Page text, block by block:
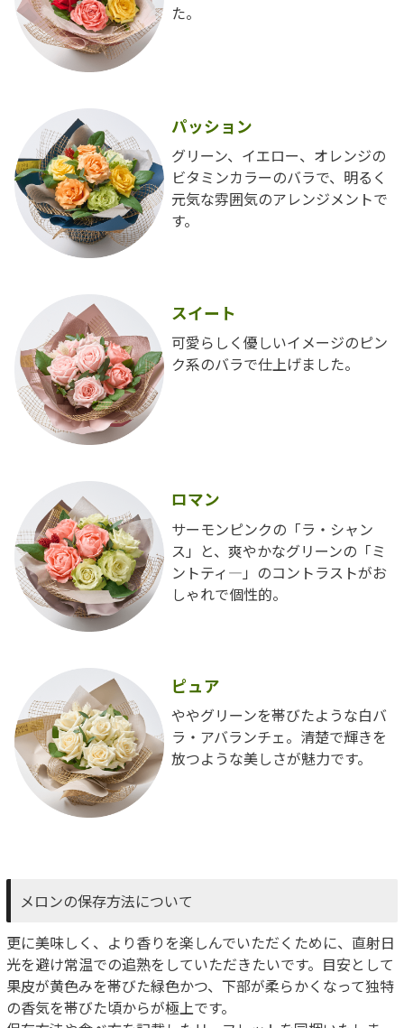
た。
パッション
グリーン、イエロー、オレンジの
ビタミンカラーのバラで、明るく
元気な雰囲気のアレンジメントで
す。
スイート
可愛らしく優しいイメージのピン
ク系のバラで仕上げました。
ロマン
サーモンピンクの「ラ・シャン
ス」と、爽やかなグリーンの「ミ
ントティ―」のコントラストがお
しゃれで個性的。
ピュア
ややグリーンを帯びたような白バ
ラ・アバランチェ。清楚で輝きを
放つような美しさが魅力です。
メロンの保存方法について
更に美味しく、より香りを楽しんでいただくために、直射日
光を避け常温での追熟をしていただきたいです。目安として
果皮が黄色みを帯びた緑色かつ、下部が柔らかくなって独特
の香気を帯びた頃からが極上です。